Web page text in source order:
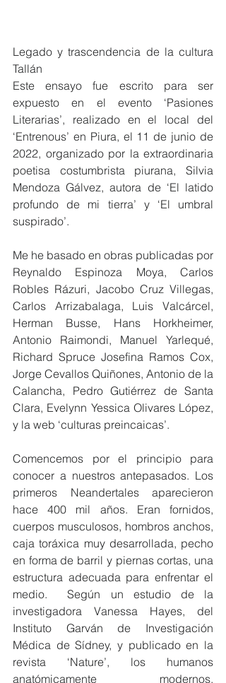
Legado y trascendencia de la cultura
Tallán
Este ensayo fue escrito para ser
expuesto en el evento ‘Pasiones
Literarias’, realizado en el local del
‘Entrenous’ en Piura, el 11 de junio de
2022, organizado por la extraordinaria
poetisa costumbrista piurana, Silvia
Mendoza Gálvez, autora de ‘El latido
profundo de mi tierra’ y ‘El umbral
suspirado’.
Me he basado en obras publicadas por
Reynaldo Espinoza Moya, Carlos
Robles Rázuri, Jacobo Cruz Villegas,
Carlos Arrizabalaga, Luis Valcárcel,
Herman Busse, Hans Horkheimer,
Antonio Raimondi, Manuel Yarlequé,
Richard Spruce Josefina Ramos Cox,
Jorge Cevallos Quiñones, Antonio de la
Calancha, Pedro Gutiérrez de Santa
Clara, Evelynn Yessica Olivares López,
y la web ‘culturas preincaicas’.
Comencemos por el principio para
conocer a nuestros antepasados. Los
primeros Neandertales aparecieron
hace 400 mil años. Eran fornidos,
cuerpos musculosos, hombros anchos,
caja toráxica muy desarrollada, pecho
en forma de barril y piernas cortas, una
estructura adecuada para enfrentar el
medio.  Según un estudio de la
investigadora Vanessa Hayes, del
Instituto Garván de Investigación
Médica de Sídney, y publicado en la
revista ‘Nature’, los humanos
anatómicamente modernos,